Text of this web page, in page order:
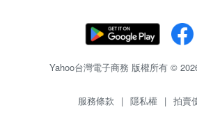
Yahoo台灣電子商務 版權所有 ©
服務條款 | 隱私權 | 拍賣